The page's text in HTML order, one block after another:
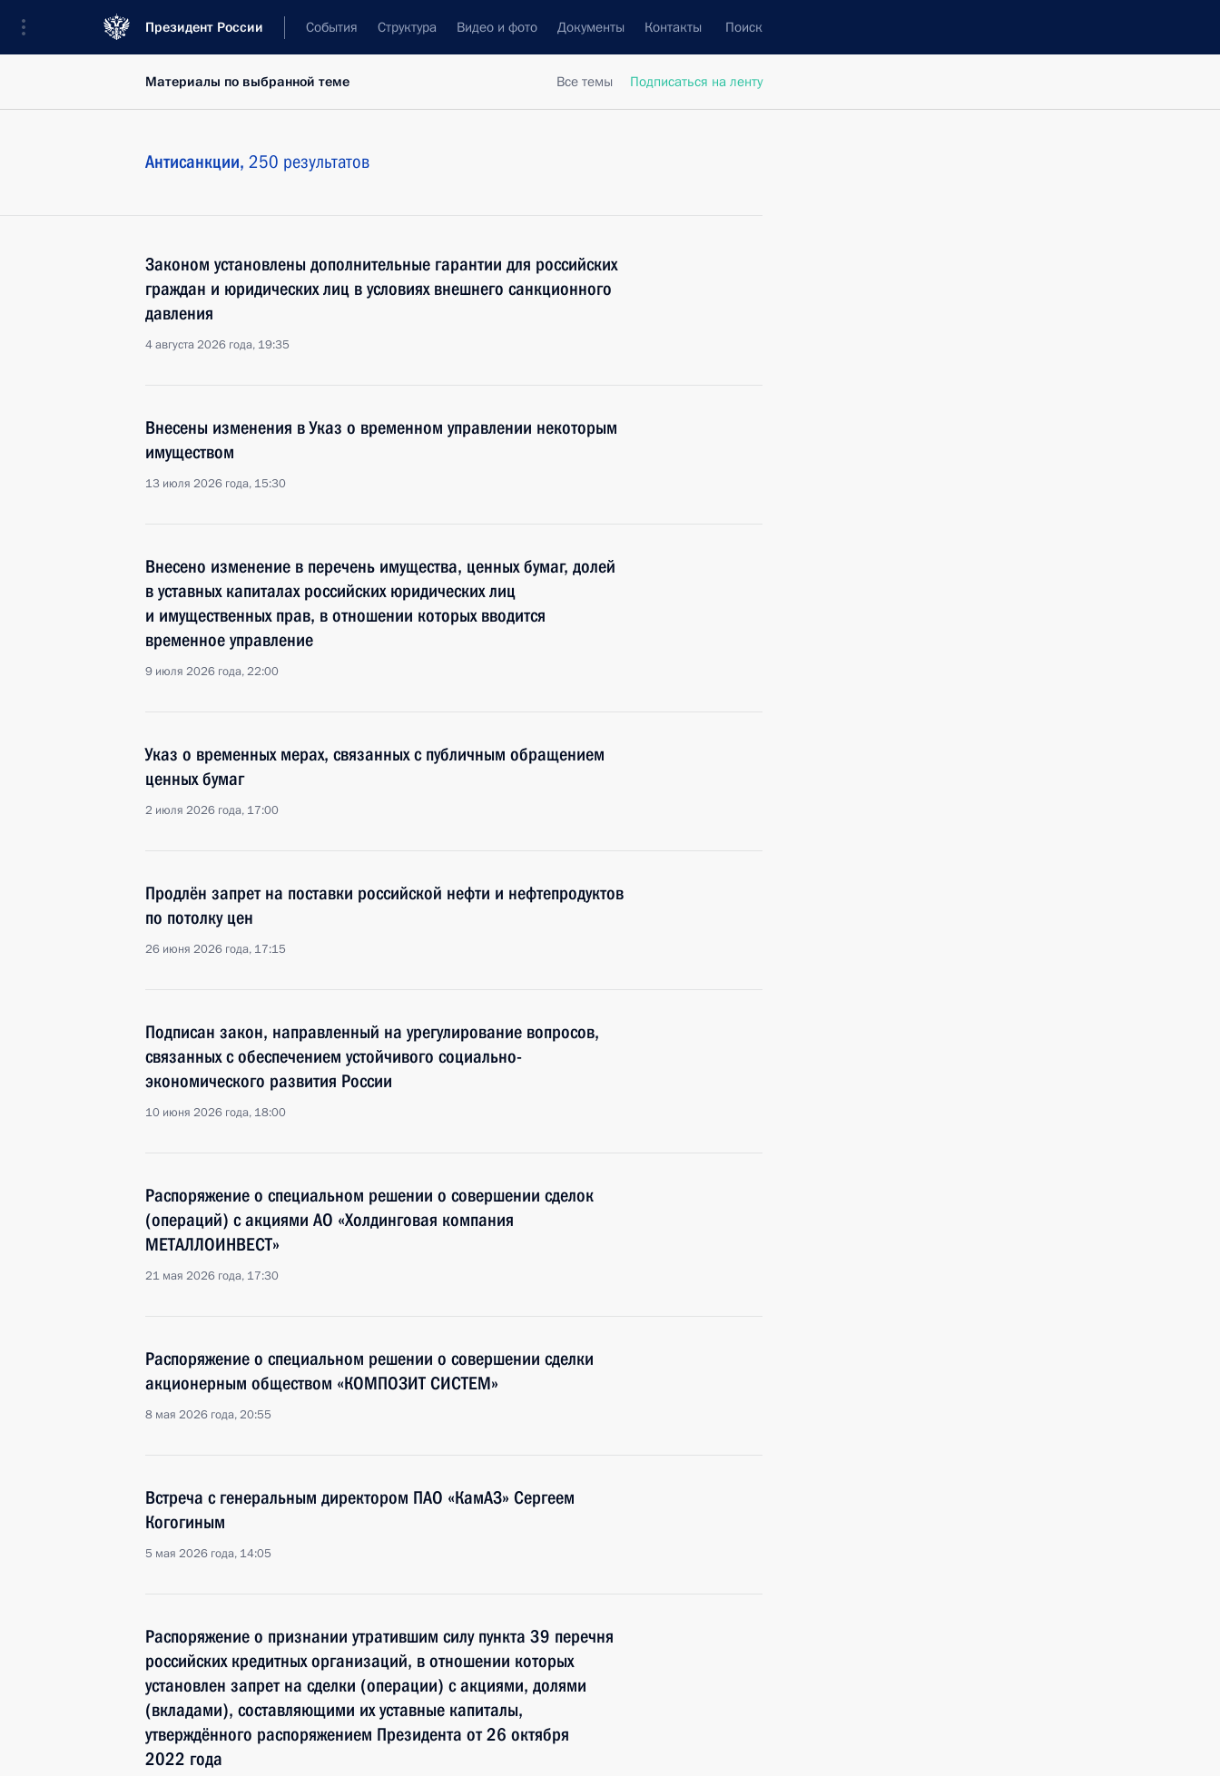
Президент России События Структура Видео и фото Документы Контакты Поиск
Все темы Подписаться на ленту
Материалы по выбранной теме
Антисанкции, 250 результатов
Законом установлены дополнительные гарантии для российских
граждан и юридических лиц в условиях внешнего санкционного
давления
4 августа 2026 года, 19:35
Внесены изменения в Указ о временном управлении некоторым
имуществом
13 июля 2026 года, 15:30
Внесено изменение в перечень имущества, ценных бумаг, долей
в уставных капиталах российских юридических лиц
и имущественных прав, в отношении которых вводится
временное управление
9 июля 2026 года, 22:00
Указ о временных мерах, связанных с публичным обращением
ценных бумаг
2 июля 2026 года, 17:00
Продлён запрет на поставки российской нефти и нефтепродуктов
по потолку цен
26 июня 2026 года, 17:15
Подписан закон, направленный на урегулирование вопросов,
связанных с обеспечением устойчивого социально-
экономического развития России
10 июня 2026 года, 18:00
Распоряжение о специальном решении о совершении сделок
(операций) с акциями АО «Холдинговая компания
МЕТАЛЛОИНВЕСТ»
21 мая 2026 года, 17:30
Распоряжение о специальном решении о совершении сделки
акционерным обществом «КОМПОЗИТ СИСТЕМ»
8 мая 2026 года, 20:55
Встреча с генеральным директором ПАО «КамАЗ» Сергеем
Когогиным
5 мая 2026 года, 14:05
Распоряжение о признании утратившим силу пункта 39 перечня
российских кредитных организаций, в отношении которых
установлен запрет на сделки (операции) с акциями, долями
(вкладами), составляющими их уставные капиталы,
утверждённого распоряжением Президента от 26 октября
2022 года